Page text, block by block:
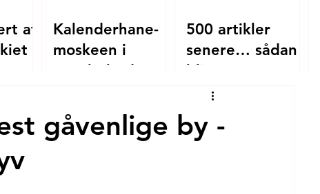
at
i
Kalenderhane-
moskeen i
Istanbul - den
byzantinske
kirke, der blev
500 artikler
senere… sådan
bliver
mitistanbul.dk til
gåvenlige by -